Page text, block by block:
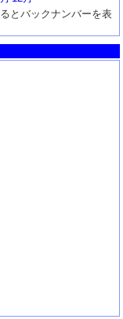
とバックナンバーを表